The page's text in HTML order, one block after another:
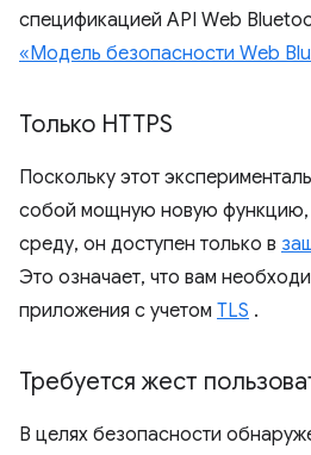
спецификацией API Web
«Модель безопасности Web
Только HTTPS
Поскольку этот
собой мощную новую функцию,
среду, он доступен только в
Это означает, что вам
приложения с учетом TLS .
Требуется жест
В целях безопасности